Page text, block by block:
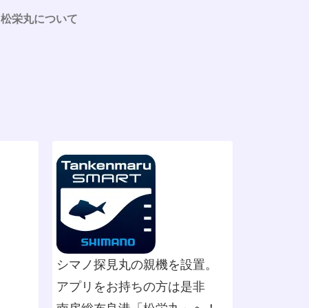
松栄丸について
シマノ探見丸の親機を設置。
アプリをお持ちの方は是非